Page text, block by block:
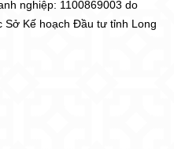
nghiệp: 1100869003 do
Sở Kế hoạch Đầu tư tỉnh Long